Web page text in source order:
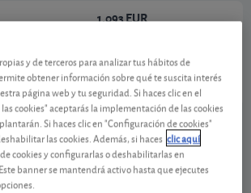
1,093 EUR
Ver detalladamente
reservado a SOCIOS
y de terceros para analizar tus hábitos de
obtener información sobre qué te suscita interés
página web y tu seguridad. Si haces clic en el
cookies" aceptarás la implementación de las cookies
Si haces clic en "Configuración de cookies"
las cookies. Además, si haces clic aquí
cookies y configurarlas o deshabilitarlas en
banner se mantendrá activo hasta que ejecutes